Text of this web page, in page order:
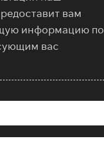
вам
информацию по
вас